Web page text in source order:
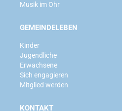
Musik im Ohr
GEMEINDELEBEN
Kinder
Jugendliche
Erwachsene
Sich engagieren
Mitglied werden
KONTAKT